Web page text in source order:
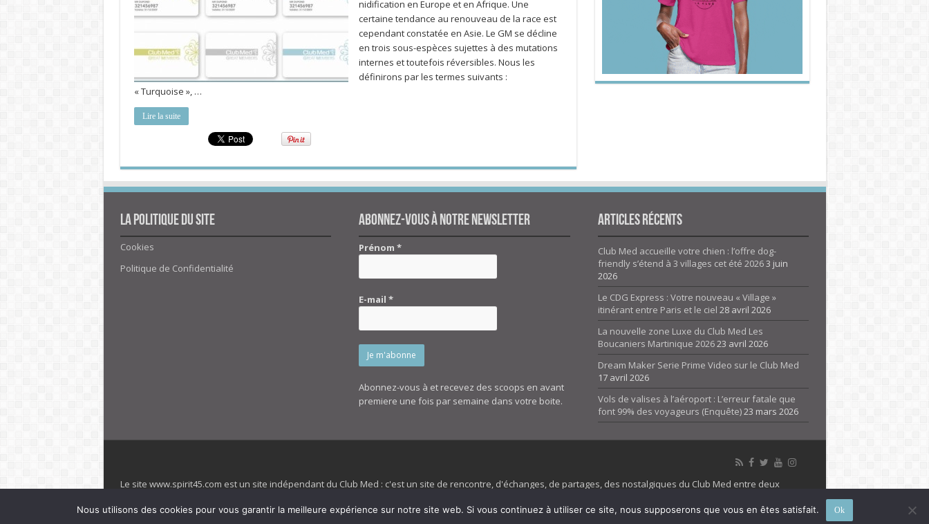
nidification en Europe et en Afrique. Une
certaine tendance au renouveau de la race est
cependant constatée en Asie. Le GM se décline
en trois sous-espèces sujettes à des mutations
internes et toutefois réversibles. Nous les
définirons par les termes suivants :
« Turquoise », …
Lire la suite
La politique du site
Cookies
Politique de Confidentialité
Abonnez-vous à notre newsletter
Prénom*
E-mail*
Abonnez-vous à et recevez des scoops en avant
premiere une fois par semaine dans votre boite.
Articles Récents
Club Med accueille votre chien : l’offre dog-
friendly s’étend à 3 villages cet été 20263 juin
2026
Le CDG Express : Votre nouveau « Village »
itinérant entre Paris et le ciel 28 avril 2026
La nouvelle zone Luxe du Club Med Les
Boucaniers Martinique 202623 avril 2026
Dream Maker Serie Prime Video sur le Club Med
17 avril 2026
Vols de valises à l’aéroport : L’erreur fatale que
font 99% des voyageurs (Enquête)23 mars 2026
Le site www.spirit45.com est un site indépendant du Club Med : c'est un site de rencontre, d'échanges, de partages, des nostalgiques du Club Med entre deux
villages. Club Med est une marque déposée. Spirit 45 et son forum ne sont pas liés au ClubMed et la marque citée est la propriété de son détenteur respectif. Le site
Nous utilisons des cookies pour vous garantir la meilleure expérience sur notre site web. Si vous continuez à utiliser ce site, nous supposerons que vous en êtes satisfait. Ok